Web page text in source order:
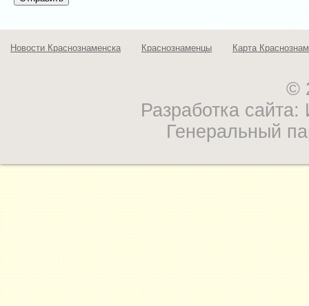
Новости Краснознаменска Краснознаменцы Карта
©
Разработка
Генеральный